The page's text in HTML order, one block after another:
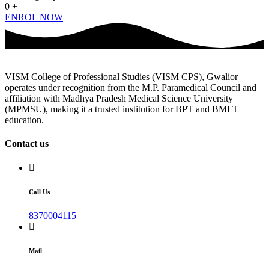
0 +
ENROL NOW
VISM College of Professional Studies (VISM CPS), Gwalior
operates under recognition from the M.P. Paramedical Council and
affiliation with Madhya Pradesh Medical Science University
(MPMSU), making it a trusted institution for BPT and BMLT
education.
Contact us
Call Us
8370004115
Mail